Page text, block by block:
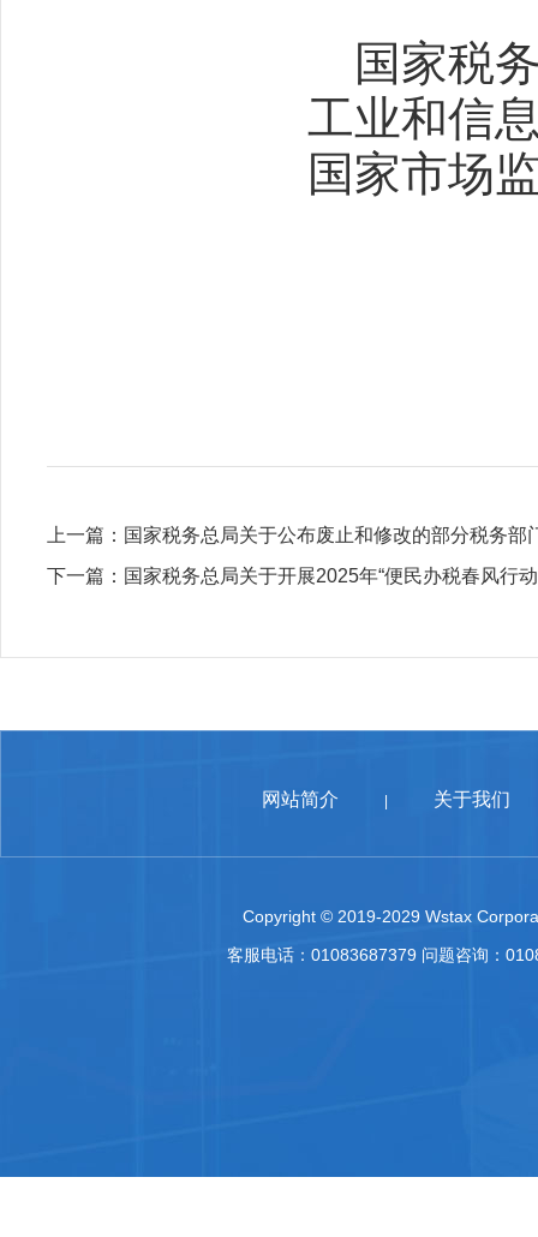
国家税务
工业和信息
国家市场监
上一篇： 国家税务总局关于公布废止和修改的部分税务部
下一篇： 国家税务总局关于开展2025年“便民办税春风行
网站简介 关于我们
Copyright © 2019-2029 Wstax
客服电话：01083687379 问题咨询：